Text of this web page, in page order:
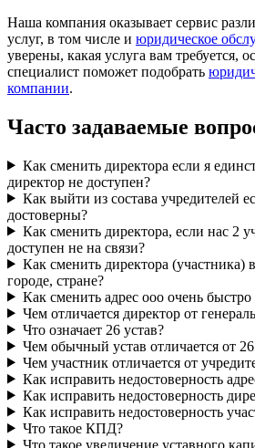
Наша компания оказывает сервис
услуг, в том числе и юридическое
уверены, какая услуга вам требуется,
специалист поможет подобрать
компании.
Часто задаваемые
Как сменить директора если я
директор не доступен?
Как выйти из состава учредителей
достоверны?
Как сменить директора, если нас 2
доступен не на связи?
Как сменить директора (участника)
городе, стране?
Как сменить адрес ооо очень
Чем отличается директор от
Что означает 26 устав?
Чем обычный устав отличается от
Чем участник отличается от
Как исправить недостоверность
Как исправить недостоверность
Как исправить недостоверность
Что такое КПД?
Что такое увеличение уставного